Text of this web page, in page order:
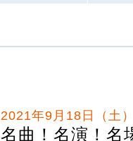
2021年9月18日（土）
名曲！名演！